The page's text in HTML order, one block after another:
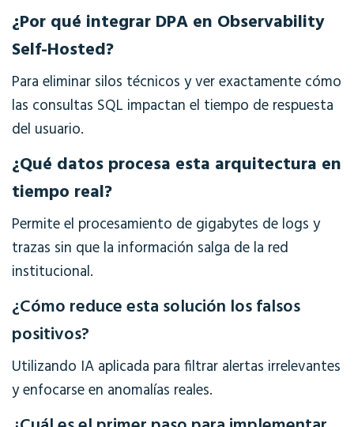
¿Por qué integrar DPA en Observability
Self-Hosted?
Para eliminar silos técnicos y ver exactamente cómo
las consultas SQL impactan el tiempo de respuesta
del usuario.
¿Qué datos procesa esta arquitectura en
tiempo real?
Permite el procesamiento de gigabytes de logs y
trazas sin que la información salga de la red
institucional.
¿Cómo reduce esta solución los falsos
positivos?
Utilizando IA aplicada para filtrar alertas irrelevantes
y enfocarse en anomalías reales.